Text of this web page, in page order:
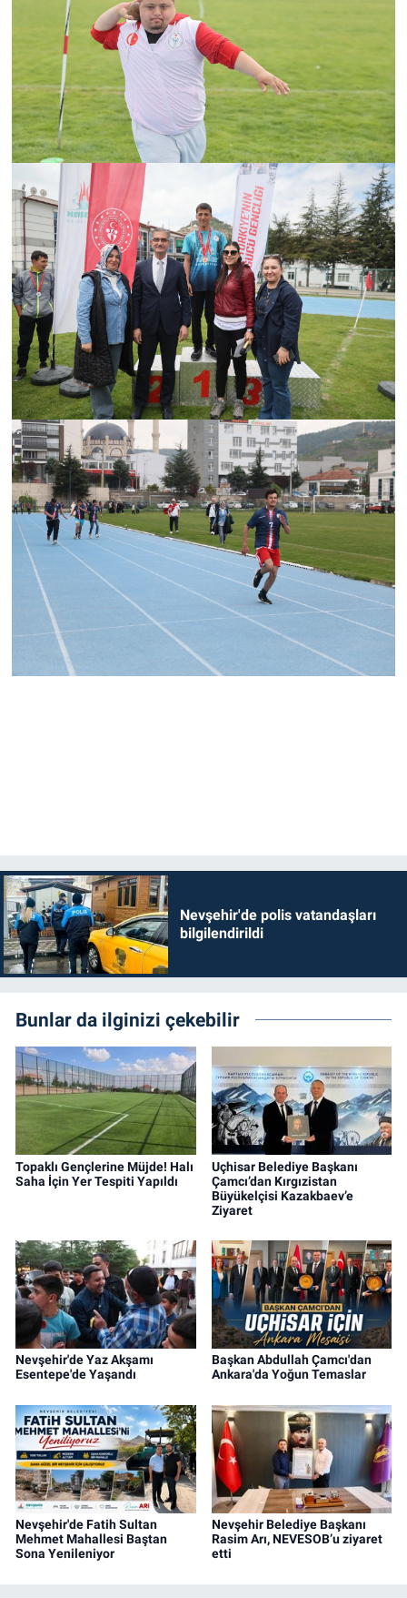
Nevşehir'de polis vatandaşları
bilgilendirildi
Bunlar da ilginizi çekebilir
Topaklı Gençlerine Müjde! Halı
Saha İçin Yer Tespiti Yapıldı
Uçhisar Belediye Başkanı
Çamcı’dan Kırgızistan
Büyükelçisi Kazakbaev’e
Ziyaret
Nevşehir'de Yaz Akşamı
Esentepe'de Yaşandı
Başkan Abdullah Çamcı'dan
Ankara'da Yoğun Temaslar
Nevşehir'de Fatih Sultan
Mehmet Mahallesi Baştan
Sona Yenileniyor
Nevşehir Belediye Başkanı
Rasim Arı, NEVESOB’u ziyaret
etti